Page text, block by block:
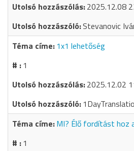
2025.12.08
Stevanovic
1x1 lehetőség
1
2025.12.02
MI? Élő fordítást hoz
1